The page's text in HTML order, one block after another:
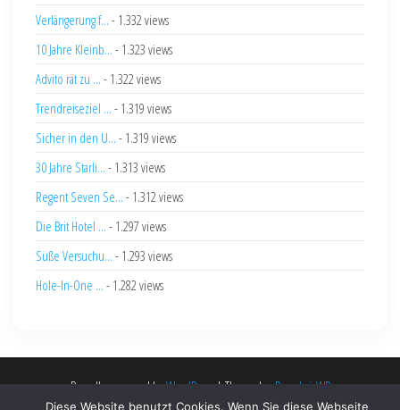
Verlängerung f... - 1.332 views
10 Jahre Kleinb... - 1.323 views
Advito rät zu ... - 1.322 views
Trendreiseziel ... - 1.319 views
Sicher in den U... - 1.319 views
30 Jahre Starli... - 1.313 views
Regent Seven Se... - 1.312 views
Die Brit Hotel ... - 1.297 views
Süße Versuchu... - 1.293 views
Hole-In-One ... - 1.282 views
Proudly powered byWordPress|Theme by:PopularisWP
Diese Website benutzt Cookies. Wenn Sie diese Webseite